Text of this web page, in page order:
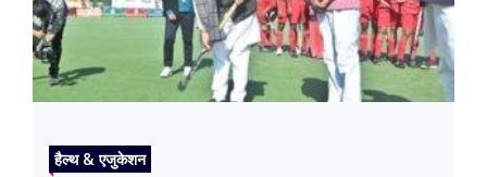
हैल्थ & एजुकेशन